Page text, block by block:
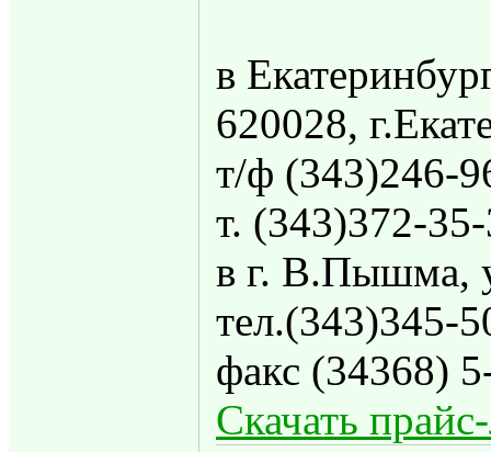
в
620028,
т/ф (343)246-
т. (343)372-
в г. В.Пышма,
тел.(343)345-
факс (34368)
Скачать